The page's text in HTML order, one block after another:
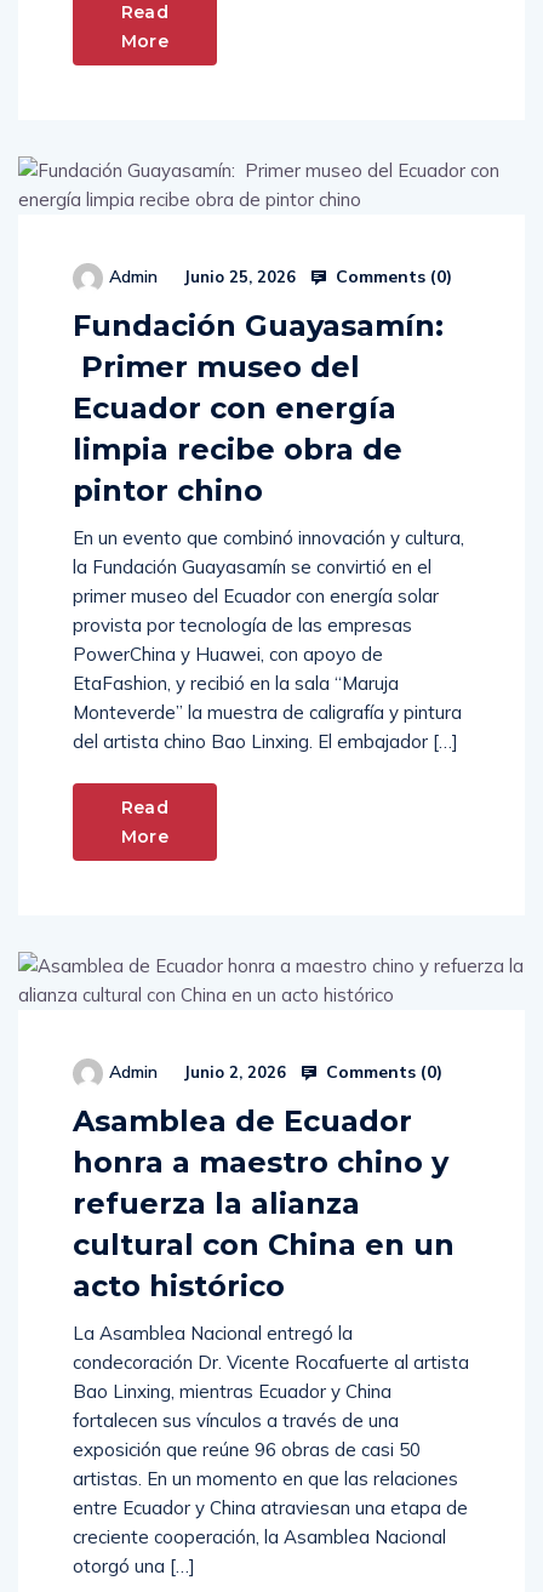
Read
More
Admin Junio 25, 2026 Comments (0)
Fundación Guayasamín:
Primer museo del
Ecuador con energía
limpia recibe obra de
pintor chino
En un evento que combinó innovación y cultura,
la Fundación Guayasamín se convirtió en el
primer museo del Ecuador con energía solar
provista por tecnología de las empresas
PowerChina y Huawei, con apoyo de
EtaFashion, y recibió en la sala “Maruja
Monteverde” la muestra de caligrafía y pintura
del artista chino Bao Linxing. El embajador […]
Read
More
Admin Junio 2, 2026 Comments (0)
Asamblea de Ecuador
honra a maestro chino y
refuerza la alianza
cultural con China en un
acto histórico
La Asamblea Nacional entregó la
condecoración Dr. Vicente Rocafuerte al artista
Bao Linxing, mientras Ecuador y China
fortalecen sus vínculos a través de una
exposición que reúne 96 obras de casi 50
artistas. En un momento en que las relaciones
entre Ecuador y China atraviesan una etapa de
creciente cooperación, la Asamblea Nacional
otorgó una […]